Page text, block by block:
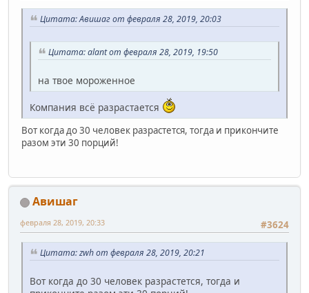
Цитата: Авишаг от февраля 28, 2019, 20:03
Цитата: alant от февраля 28, 2019, 19:50
на твое мороженное
Компания всё разрастается
Вот когда до 30 человек разрастется, тогда и прикончите
разом эти 30 порций!
Авишаг
#3624
февраля 28, 2019, 20:33
Цитата: zwh от февраля 28, 2019, 20:21
Вот когда до 30 человек разрастется, тогда и